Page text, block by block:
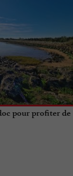
pour profiter de